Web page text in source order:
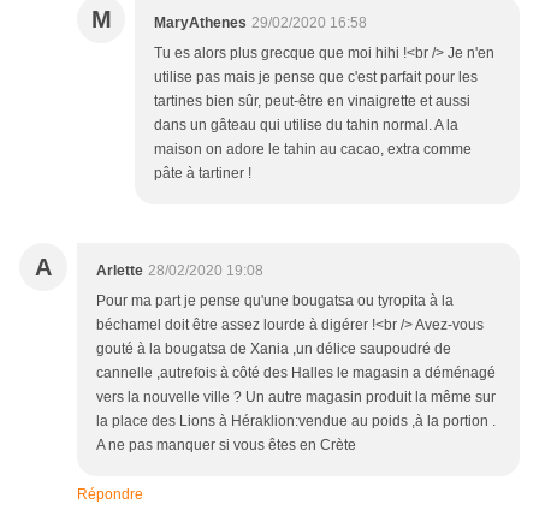
M MaryAthenes 29/02/2020 16:58
Tu es alors plus grecque que moi hihi !<br /> Je n'en
utilise pas mais je pense que c'est parfait pour les
tartines bien sûr, peut-être en vinaigrette et aussi
dans un gâteau qui utilise du tahin normal. A la
maison on adore le tahin au cacao, extra comme
pâte à tartiner !
A Arlette 28/02/2020 19:08
Pour ma part je pense qu'une bougatsa ou tyropita à la
béchamel doit être assez lourde à digérer !<br /> Avez-vous
gouté à la bougatsa de Xania ,un délice saupoudré de
cannelle ,autrefois à côté des Halles le magasin a déménagé
vers la nouvelle ville ? Un autre magasin produit la même sur
la place des Lions à Héraklion:vendue au poids ,à la portion .
A ne pas manquer si vous êtes en Crète
Répondre